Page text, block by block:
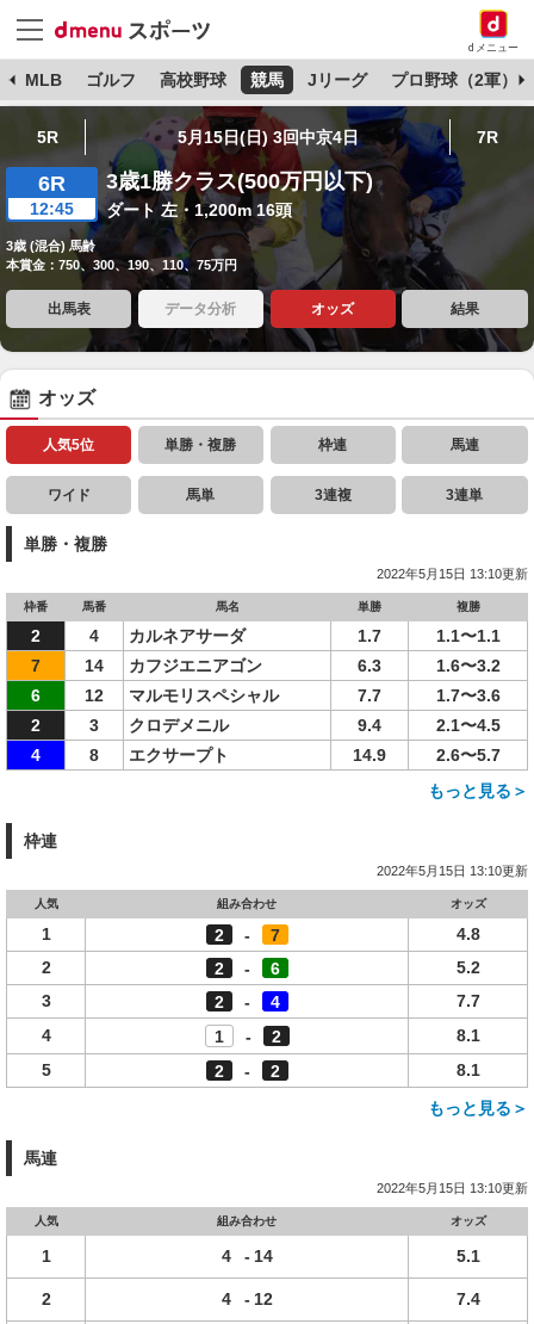
dメニュー
MLB ゴルフ 高校野球 競馬 Jリーグ プロ野球（2軍）
5R 5月15日(日) 3回中京4日 7R
6R
12:45
3歳1勝クラス(500万円以下)
ダート 左・1,200m 16頭
3歳 (混合) 馬齢
本賞金：750、300、190、110、75万円
出馬表 データ分析 オッズ 結果
オッズ
人気5位 単勝・複勝 枠連 馬連
ワイド 馬単 3連複 3連単
単勝・複勝
2022年5月15日 13:10更新
枠番 馬番 馬名 単勝 複勝
2 4 カルネアサーダ 1.7
1.1〜1.1
7
14 カフジエニアゴン 6.3
1.6〜3.2
6
12 マルモリスペシャル 7.7
1.7〜3.6
2
3 クロデメニル 9.4
2.1〜4.5
4
8 エクサープト 14.9
2.6〜5.7
もっと見る＞
枠連
2022年5月15日 13:10更新
人気 組み合わせ オッズ
1 2 - 7
4.8
2
2 - 6
5.2
3
2 - 4
7.7
4
1 - 2
8.1
5
2 - 2
8.1
もっと見る＞
馬連
2022年5月15日 13:10更新
人気 組み合わせ オッズ
1 4 - 14 5.1
2 4 - 12 7.4